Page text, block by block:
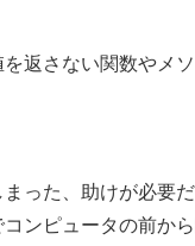
を返さない関数やメ
まった、助けが必要
ンピュータの前から